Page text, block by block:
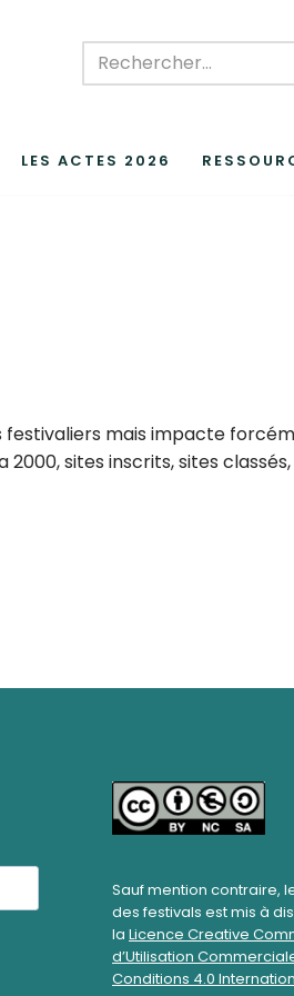
LES ACTES 2026
festivaliers mais impacte
sites inscrits, sites
Sauf mention contraire,
des festivals est mis à
la Licence Creative
d’Utilisation
Conditions 4.0